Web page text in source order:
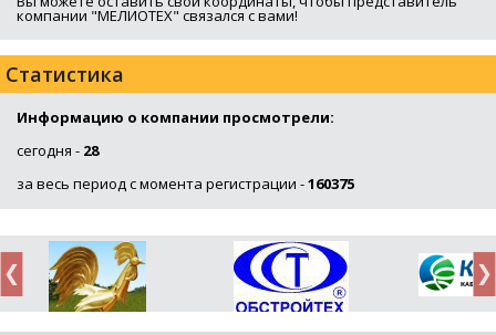
компании "МЕЛИОТЕХ" связался с вами!
Статистика
Информацию о компании просмотрели:
сегодня - 28
за весь период с момента регистрации -160375